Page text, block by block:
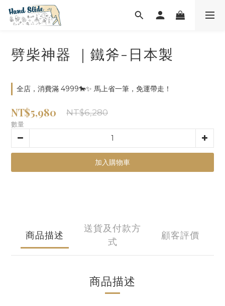
劈柴神器 ｜鐵斧-日本製
全店，消費滿 4999🐎✨ 馬上省一筆，免運帶走！
NT$5,980 NT$6,280
數量
加入購物車
商品描述
送貨及付款方
式
顧客評價
商品描述